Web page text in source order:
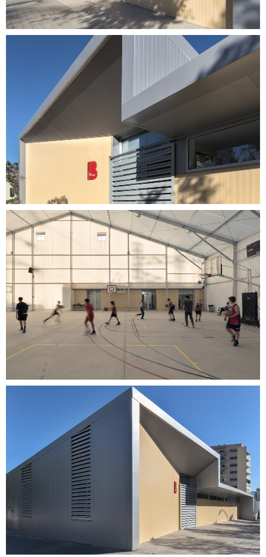
Inici
Projectes
Serveis
Clients
Equip
Actualitat
R_lab
Contacte
ES
CA
EN